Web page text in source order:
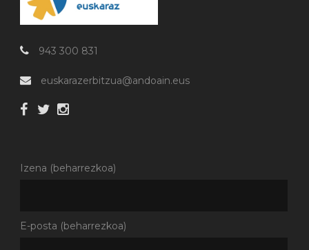
943 300 831
euskarazerbitzua@andoain.eus
Izena (beharrezkoa)
E-posta (beharrezkoa)